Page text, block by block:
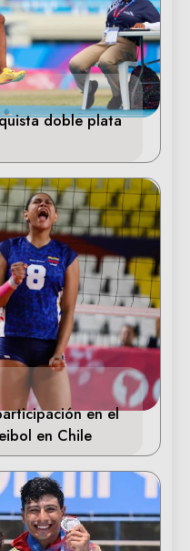
doble plata
en el
en Chile